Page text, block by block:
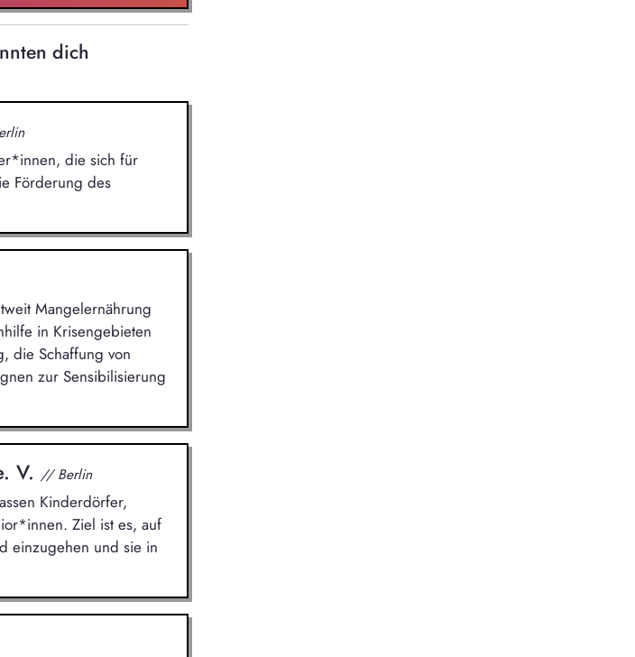
dich
die sich für
Förderung des
Mangelernährung
in Krisengebieten
die Schaffung von
zur Sensibilisierung
V. // Berlin
Kinderdörfer,
Ziel ist es, auf
einzugehen und sie in